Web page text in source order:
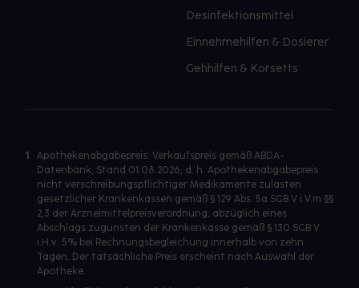
Desinfektionsmittel
Einnehmehilfen & Dosierer
Gehhilfen & Korsetts
1
Apothekenabgabepreis: Verkaufspreis gemäß ABDA-
Datenbank, Stand 01.08.2026, d. h. Apothekenabgabepreis
nicht verschreibungspflichtiger Medikamente zulasten
gesetzlicher Krankenkassen gemäß § 129 Abs. 5a SGB V i.V.m §§
2,3 der Arzneimittelpreisverordnung, abzüglich eines
Abschlags zugunsten der Krankenkasse gemäß § 130 SGB V
i.H.v. 5% bei Rechnungsbegleichung innerhalb von zehn
Tagen. Der tatsächliche Preis erscheint nach Auswahl der
Apotheke.